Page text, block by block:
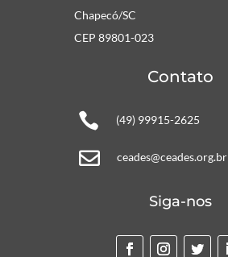
Chapecó/SC
CEP 89801-023
Contato
 (49) 99915-2625
 ceades@ceades.org.br
Siga-nos